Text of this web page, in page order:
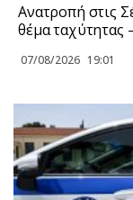
Ανατροπή στις
θέμα ταχύτητας
07/08/2026 19:01